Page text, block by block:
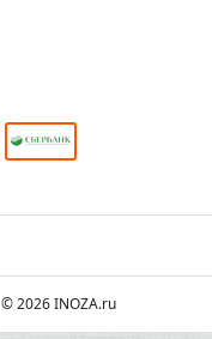
© 2026 INOZA.ru